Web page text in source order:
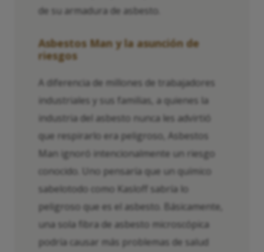
de su armadura de asbesto.
Asbestos Man y la asunción de
riesgos
A diferencia de millones de trabajadores
industriales y sus familias, a quienes la
industria del asbesto nunca les advirtió
que respirarlo era peligroso, Asbestos
Man ignoró intencionalmente un riesgo
conocido. Uno pensaría que un químico
sabelotodo como Kasloff sabría lo
peligroso que es el asbesto. Básicamente,
una sola fibra de asbesto microscópica
podría causar más problemas de salud